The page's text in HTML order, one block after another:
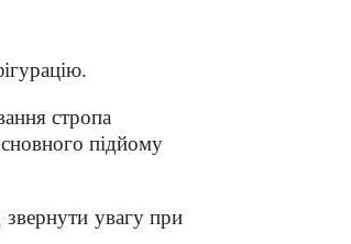
стропа
підйому
звернути увагу при